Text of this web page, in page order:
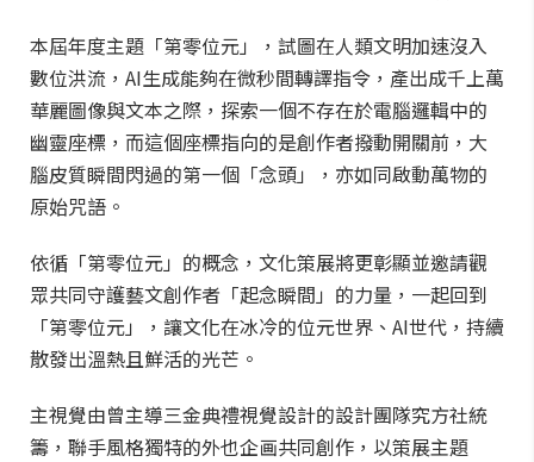
本屆年度主題「第零位元」，試圖在人類文明加速沒入
數位洪流，AI生成能夠在微秒間轉譯指令，產出成千上萬
華麗圖像與文本之際，探索一個不存在於電腦邏輯中的
幽靈座標，而這個座標指向的是創作者撥動開關前，大
腦皮質瞬間閃過的第一個「念頭」，亦如同啟動萬物的
原始咒語。
依循「第零位元」的概念，文化策展將更彰顯並邀請觀
眾共同守護藝文創作者「起念瞬間」的力量，一起回到
「第零位元」，讓文化在冰冷的位元世界、AI世代，持續
散發出溫熱且鮮活的光芒。
主視覺由曾主導三金典禮視覺設計的設計團隊究方社統
籌，聯手風格獨特的外也企画共同創作，以策展主題